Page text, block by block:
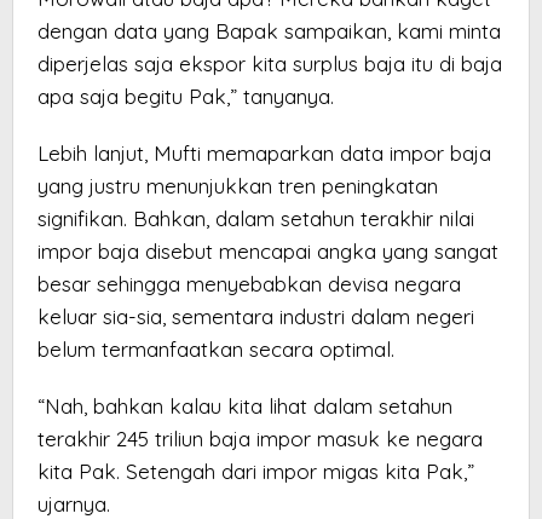
dengan data yang Bapak sampaikan, kami minta
diperjelas saja ekspor kita surplus baja itu di baja
apa saja begitu Pak,” tanyanya.
Lebih lanjut, Mufti memaparkan data impor baja
yang justru menunjukkan tren peningkatan
signifikan. Bahkan, dalam setahun terakhir nilai
impor baja disebut mencapai angka yang sangat
besar sehingga menyebabkan devisa negara
keluar sia-sia, sementara industri dalam negeri
belum termanfaatkan secara optimal.
“Nah, bahkan kalau kita lihat dalam setahun
terakhir 245 triliun baja impor masuk ke negara
kita Pak. Setengah dari impor migas kita Pak,”
ujarnya.